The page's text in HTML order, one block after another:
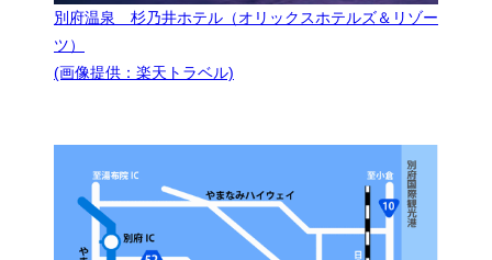
別府温泉 杉乃井ホテル（オリックスホテルズ＆リゾー
ツ）
(画像提供：楽天トラベル)